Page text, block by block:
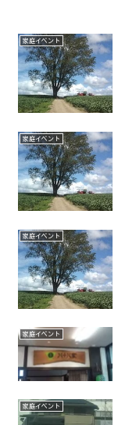
家庭イベント
家庭イベント
家庭イベント
家庭イベント
家庭イベント